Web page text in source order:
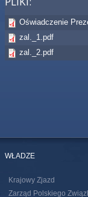
Oświadczenie
zal._1.pdf
zal._2.pdf
WŁADZE
Krajowy Zjazd
Zarząd Polskiego